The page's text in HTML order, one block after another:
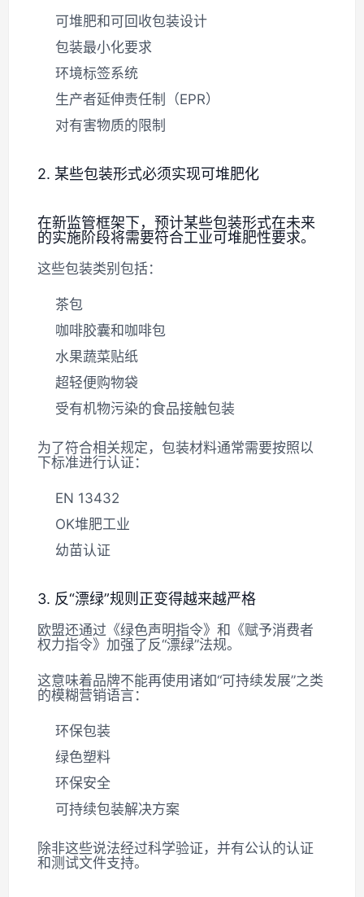
可堆肥和可回收包装设计
包装最小化要求
环境标签系统
生产者延伸责任制（EPR）
对有害物质的限制
2. 某些包装形式必须实现可堆肥化
在新监管框架下，预计某些包装形式在未来
的实施阶段将需要符合工业可堆肥性要求。
这些包装类别包括：
茶包
咖啡胶囊和咖啡包
水果蔬菜贴纸
超轻便购物袋
受有机物污染的食品接触包装
为了符合相关规定，包装材料通常需要按照以
下标准进行认证：
EN 13432
OK堆肥工业
幼苗认证
3. 反“漂绿”规则正变得越来越严格
欧盟还通过《绿色声明指令》和《赋予消费者
权力指令》加强了反“漂绿”法规。
这意味着品牌不能再使用诸如“可持续发展”之类
的模糊营销语言：
环保包装
绿色塑料
环保安全
可持续包装解决方案
除非这些说法经过科学验证，并有公认的认证
和测试文件支持。